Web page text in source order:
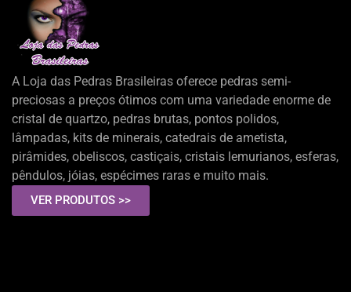
A Loja das Pedras Brasileiras oferece pedras semi-
preciosas a preços ótimos com uma variedade enorme de
cristal de quartzo, pedras brutas, pontos polidos,
lâmpadas, kits de minerais, catedrais de ametista,
pirâmides, obeliscos, castiçais, cristais lemurianos, esferas,
pêndulos, jóias, espécimes raras e muito mais.
VER PRODUTOS >>